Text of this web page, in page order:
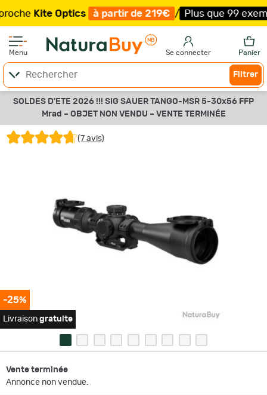
Optics à partir de 219€ / Plus que 99 exemplaires
Menu Se connecter Panier
Filtrer
SOLDES D'ETE 2026 !!! SIG SAUER TANGO-MSR 5-30x56 FFP
Mrad – OBJET NON VENDU – VENTE TERMINÉE
(7 avis)
-25%
Livraison gratuite
Vente terminée
Annonce non vendue.